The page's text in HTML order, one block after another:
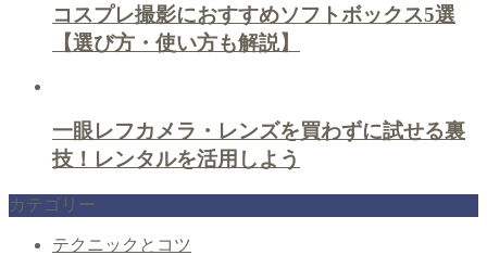
コスプレ撮影におすすめソフトボックス5選
【選び方・使い方も解説】
一眼レフカメラ・レンズを買わずに試せる裏
技！レンタルを活用しよう
カテゴリー
テクニックとコツ